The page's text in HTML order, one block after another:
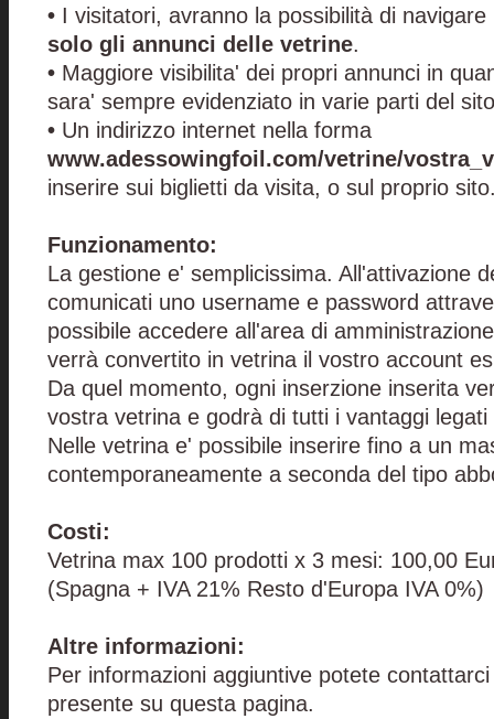
• I visitatori, avranno la possibilità di
solo gli annunci delle vetrine.
• Maggiore visibilita' dei propri annunci in
sara' sempre evidenziato in varie parti del
• Un indirizzo internet nella forma
www.adessowingfoil.com/vetrine/
inserire sui biglietti da visita, o sul proprio
Funzionamento:
La gestione e' semplicissima. All'attivazione
comunicati uno username e password
possibile accedere all'area di
verrà convertito in vetrina il vostro account
Da quel momento, ogni inserzione inserita
vostra vetrina e godrà di tutti i vantaggi legati
Nelle vetrina e' possibile inserire fino a un
contemporaneamente a seconda del tipo
Costi:
Vetrina max 100 prodotti x 3 mesi: 100,00
(Spagna + IVA 21% Resto d'Europa IVA 0%)
Altre informazioni:
Per informazioni aggiuntive potete
presente su questa pagina.